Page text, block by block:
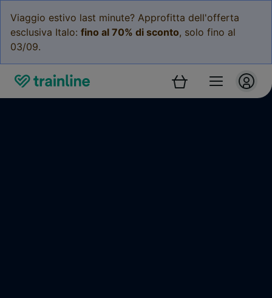
Viaggio estivo last minute? Approfitta dell'offerta
esclusiva Italo: fino al 70% di sconto, solo fino al
03/09.